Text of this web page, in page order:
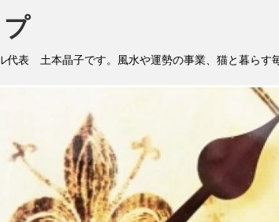
プ
代表 土本晶子です。風水や運勢の事業、猫と暮ら